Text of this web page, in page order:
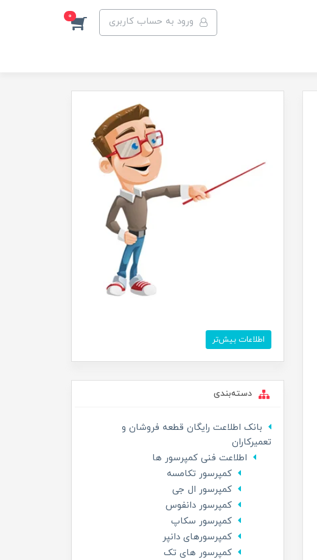
ورود به حساب کاربری 0
اطلاعات بیش‌تر
دسته‌بندی
بانک اطلاعت رایگان قطعه فروشان و
تعمیرکاران
اطلاعت فنی کمپرسور ها
کمپرسور تکامسه
کمپرسور ال جی
کمپرسور دانفوس
کمپرسور سکاپ
کمپرسورهای دانپر
کمپرسور های تک